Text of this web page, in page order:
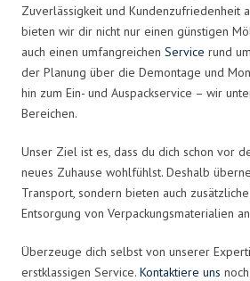
Zuverlässigkeit und Kundenzufriedenheit
bieten wir dir nicht nur einen günstigen
auch einen umfangreichen Service rund
der Planung über die Demontage und
hin zum Ein- und Auspackservice – wir
Bereichen.
Unser Ziel ist es, dass du dich schon vor
neues Zuhause wohlfühlst. Deshalb
Transport, sondern bieten auch
Entsorgung von Verpackungsmaterialien
Überzeuge dich selbst von unserer
erstklassigen Service. Kontaktiere uns